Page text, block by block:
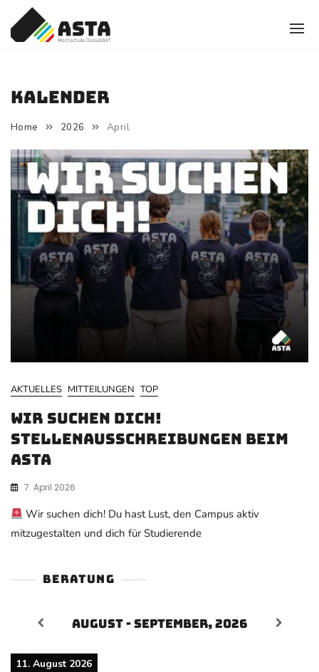
content
Kalender
Home 2026 April
AKTUELLES MITTEILUNGEN TOP
WIR SUCHEN DICH!
Stellenausschreibungen beim
AStA
7. April 2026
Wir suchen dich! Du hast Lust, den Campus aktiv
mitzugestalten und dich für Studierende
BERATUNG
August - September, 2026
11. August 2026